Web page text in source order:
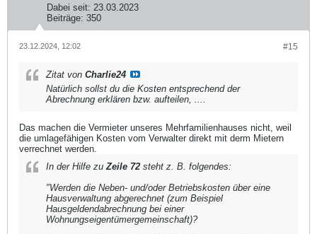
Dabei seit: 23.03.2023
Beiträge: 350
#15
23.12.2024, 12:02
Zitat von Charlie24
Natürlich sollst du die Kosten entsprechend der
Abrechnung erklären bzw. aufteilen, ....
Das machen die Vermieter unseres Mehrfamilienhauses nicht, weil
die umlagefähigen Kosten vom Verwalter direkt mit derm Mietern
verrechnet werden.
In der Hilfe zuZeile 72 steht z. B. folgendes:
"Werden die Neben- und/oder Betriebskosten über eine
Hausverwaltung abgerechnet (zum Beispiel
Hausgeldendabrechnung bei einer
Wohnungseigentümergemeinschaft)?